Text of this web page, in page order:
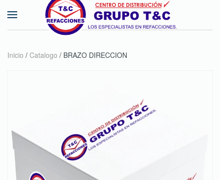
Skip to main content
Inicio / Catalogo / BRAZO DIRECCION